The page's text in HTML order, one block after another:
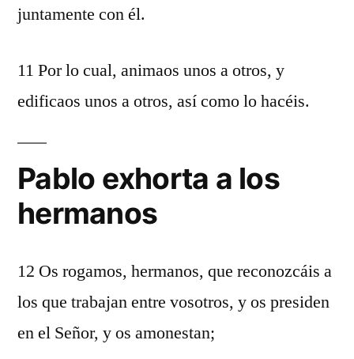
juntamente con él.
11 Por lo cual, animaos unos a otros, y
edificaos unos a otros, así como lo hacéis.
Pablo exhorta a los
hermanos
12 Os rogamos, hermanos, que reconozcáis a
los que trabajan entre vosotros, y os presiden
en el Señor, y os amonestan;